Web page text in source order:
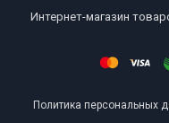
Интернет-магазин
Политика персональных